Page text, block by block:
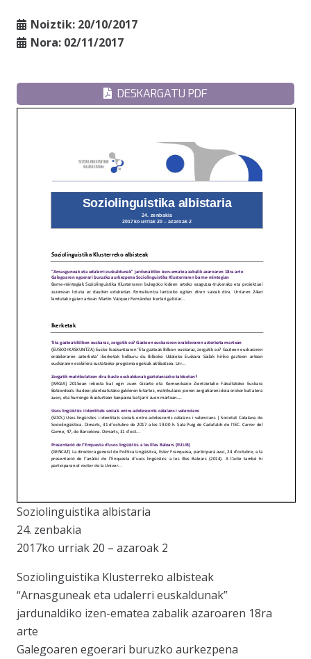
Noiztik: 20/10/2017
Nora: 02/11/2017
DESKARGATU PDF
Soziolinguistika albistaria
24. zenbakia
2017ko urriak 20 – azaroak 2
Soziolinguistika Klusterreko albisteak
“Arnasguneak eta udalerri euskaldunak”
jardunaldiko izen-ematea zabalik azaroaren 18ra
arte
Galegoaren egoerari buruzko aurkezpena